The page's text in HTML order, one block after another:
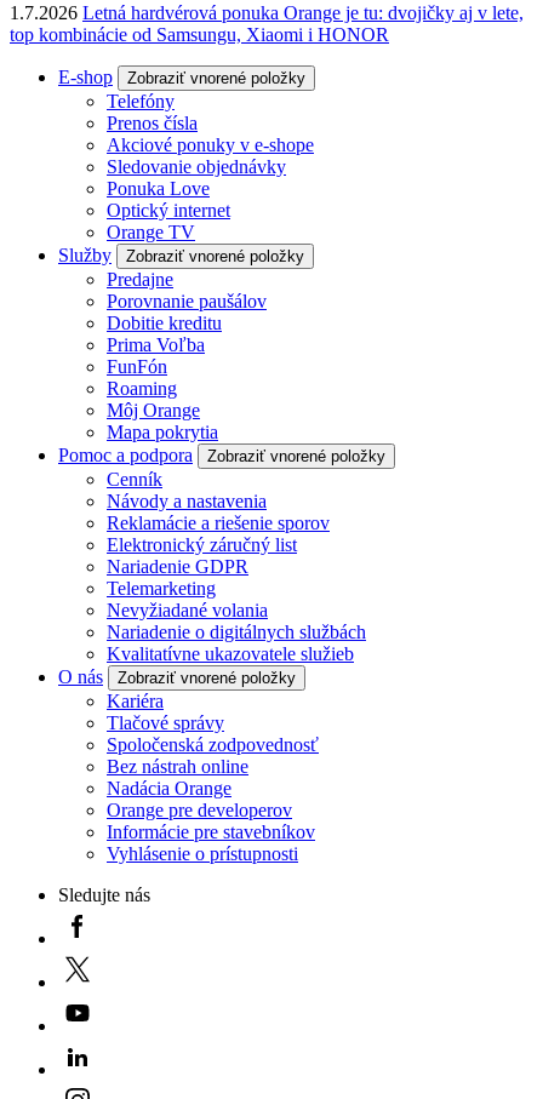
1.7.2026 Letná hardvérová ponuka Orange je tu: dvojičky aj v lete,
top kombinácie od Samsungu, Xiaomi i HONOR
E-shop Zobraziť vnorené položky
Telefóny
Prenos čísla
Akciové ponuky v e-shope
Sledovanie objednávky
Ponuka Love
Optický internet
Orange TV
Služby
Zobraziť vnorené položky
Predajne
Porovnanie paušálov
Dobitie kreditu
Prima Voľba
FunFón
Roaming
Môj Orange
Mapa pokrytia
Pomoc a podpora
Zobraziť vnorené položky
Cenník
Návody a nastavenia
Reklamácie a riešenie sporov
Elektronický záručný list
Nariadenie GDPR
Telemarketing
Nevyžiadané volania
Nariadenie o digitálnych službách
Kvalitatívne ukazovatele služieb
O nás
Zobraziť vnorené položky
Kariéra
Tlačové správy
Spoločenská zodpovednosť
Bez nástrah online
Nadácia Orange
Orange pre developerov
Informácie pre stavebníkov
Vyhlásenie o prístupnosti
Sledujte nás